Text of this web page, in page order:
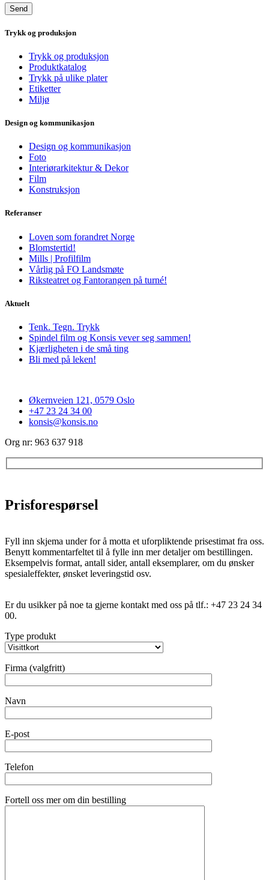
Trykk og produksjon
Trykk og produksjon
Produktkatalog
Trykk på ulike plater
Etiketter
Miljø
Design og kommunikasjon
Design og kommunikasjon
Foto
Interiørarkitektur & Dekor
Film
Konstruksjon
Referanser
Loven som forandret Norge
Blomstertid!
Mills | Profilfilm
Vårlig på FO Landsmøte
Riksteatret og Fantorangen på turné!
Aktuelt
Tenk. Tegn. Trykk
Spindel film og Konsis vever seg sammen!
Kjærligheten i de små ting
Bli med på leken!
Økernveien 121, 0579 Oslo
+47 23 24 34 00
konsis@konsis.no
Org nr: 963 637 918
Prisforespørsel
Fyll inn skjema under for å motta et uforpliktende prisestimat fra oss.
Benytt kommentarfeltet til å fylle inn mer detaljer om bestillingen.
Eksempelvis format, antall sider, antall eksemplarer, om du ønsker
spesialeffekter, ønsket leveringstid osv.
Er du usikker på noe ta gjerne kontakt med oss på tlf.: +47 23 24 34
00.
Type produkt
Firma (valgfritt)
Navn
E-post
Telefon
Fortell oss mer om din bestilling